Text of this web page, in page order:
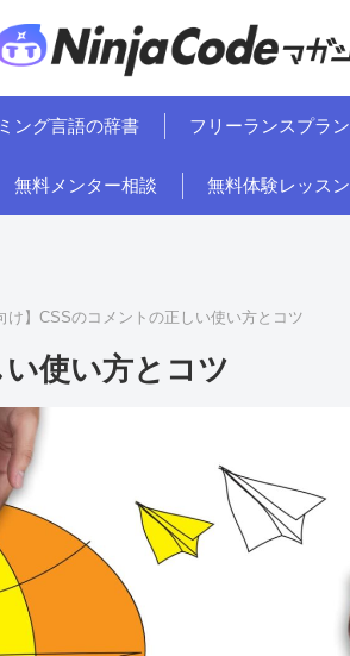
ング言語の辞書 フリーランスプラン
無料メンター相談 無料体験レッスン
け】CSSのコメントの正しい使い方とコツ
い使い方とコツ